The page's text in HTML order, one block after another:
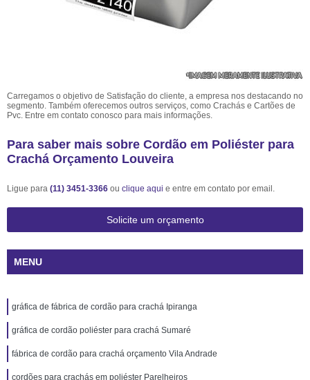
Carregamos o objetivo de Satisfação do cliente, a empresa nos destacando no
segmento. Também oferecemos outros serviços, como Crachás e Cartões de
Pvc. Entre em contato conosco para mais informações.
Para saber mais sobre Cordão em Poliéster para
Crachá Orçamento Louveira
Ligue para (11) 3451-3366 ou clique aqui e entre em contato por email.
Solicite um orçamento
MENU
gráfica de fábrica de cordão para crachá Ipiranga
gráfica de cordão poliéster para crachá Sumaré
fábrica de cordão para crachá orçamento Vila Andrade
cordões para crachás em poliéster Parelheiros